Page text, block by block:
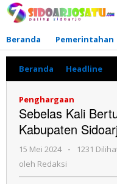
Lewati
ke
Beranda
Pemerintahan
Beranda Headline
Penghargaan
Sebelas Kali
Kabupaten
15 Mei 2024
oleh
-
1231
oleh Redaksi